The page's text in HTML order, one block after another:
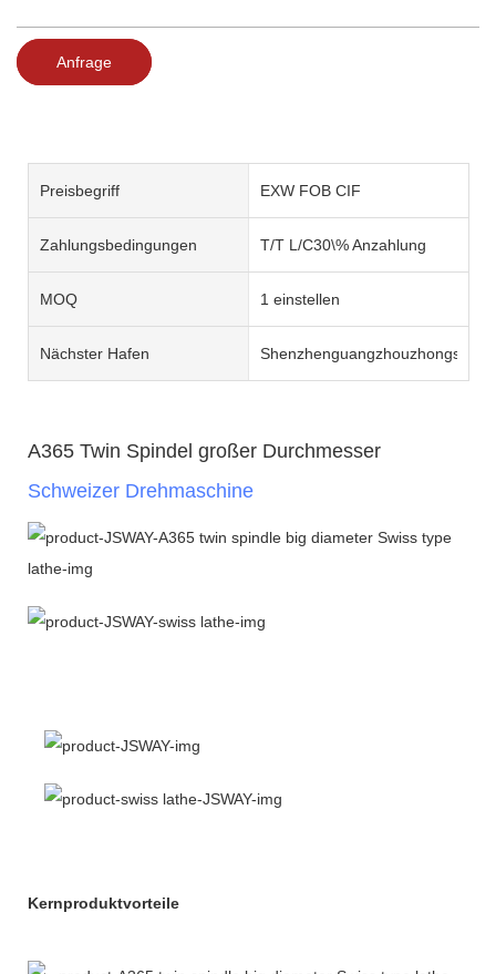
Anfrage
Preisbegriff EXW FOB CIF
Zahlungsbedingungen T/T L/C30\% Anzahlung
MOQ 1 einstellen
Nächster Hafen Shenzhenguangzhouzhongshan
A365 Twin Spindel großer Durchmesser
Schweizer Drehmaschine
Kernproduktvorteile